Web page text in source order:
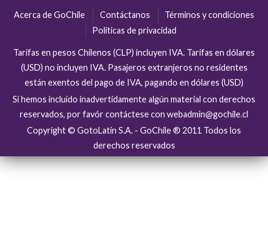
Acerca de GoChile Contáctanos
Términos y condiciones
Políticas de privacidad
Tarifas en pesos Chilenos (CLP) incluyen IVA. Tarifas en dólares
(USD) no incluyen IVA. Pasajeros extranjeros no residentes
están exentos del pago de IVA, pagando en dólares (USD)
Si hemos incluído inadvertidamente algún material con derechos
reservados, por favór contáctese con webadmin@gochile.cl
Copyright © GotoLatin S.A. - GoChile ® 2011 Todos los
derechos reservados